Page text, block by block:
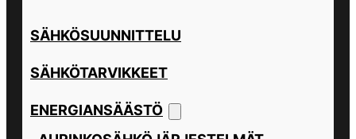
SÄHKÖSUUNNITTELU
SÄHKÖTARVIKKEET
ENERGIANSÄÄSTÖ